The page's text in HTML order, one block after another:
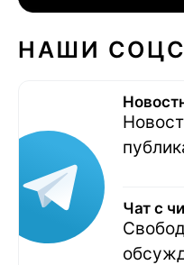
НАШИ
Чат с